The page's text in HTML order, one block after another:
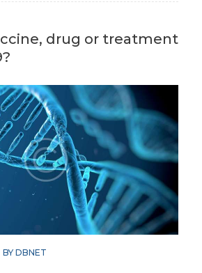
drug or treatment
BY DBNET